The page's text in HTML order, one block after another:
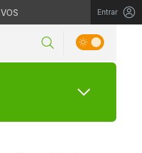
Entrar